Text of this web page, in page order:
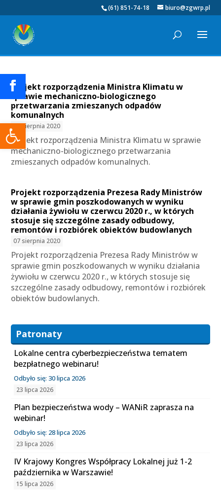
Otwórz pasek narzędzi
(61) 851-74-18 biuro@zgwrp.pl
Projekt rozporządzenia Ministra Klimatu w
sprawie mechaniczno-biologicznego
przetwarzania zmieszanych odpadów
komunalnych
10 sierpnia 2020
Projekt rozporządzenia Ministra Klimatu w sprawie
mechaniczno-biologicznego przetwarzania
zmieszanych odpadów komunalnych.
Projekt rozporządzenia Prezesa Rady Ministrów
w sprawie gmin poszkodowanych w wyniku
działania żywiołu w czerwcu 2020 r., w których
stosuje się szczególne zasady odbudowy,
remontów i rozbiórek obiektów budowlanych
07 sierpnia 2020
Projekt rozporządzenia Prezesa Rady Ministrów w
sprawie gmin poszkodowanych w wyniku działania
żywiołu w czerwcu 2020 r., w których stosuje się
szczególne zasady odbudowy, remontów i rozbiórek
obiektów budowlanych.
Patronaty
Lokalne centra cyberbezpieczeństwa tematem
bezpłatnego webinaru!
Odbyło się: 30 lipca 2026
23 lipca 2026
Plan bezpieczeństwa wody – WANiR zaprasza na
webinar!
Odbyło się: 28 lipca 2026
23 lipca 2026
IV Krajowy Kongres Współpracy Lokalnej już 1-2
października w Warszawie!
15 lipca 2026